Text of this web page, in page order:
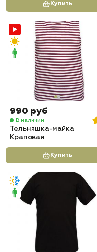
Купить
990 руб
В наличии
Тельняшка-майка
Краповая
Купить